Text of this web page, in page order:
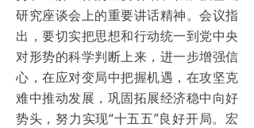
研究座谈会上的重要讲话精神。会议指
出，要切实把思想和行动统一到党中央
对形势的科学判断上来，进一步增强信
心，在应对变局中把握机遇，在攻坚克
难中推动发展，巩固拓展经济稳中向好
势头，努力实现“十五五”良好开局。宏